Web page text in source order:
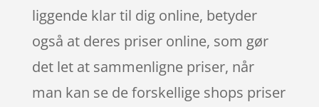
liggende klar til dig online, betyder
også at deres priser online, som gør
det let at sammenligne priser, når
man kan se de forskellige shops priser